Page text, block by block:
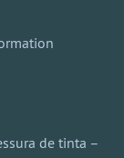
de tinta –